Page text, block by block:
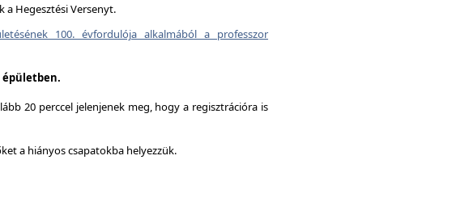
a Hegesztési Versenyt.
100. évfordulója alkalmából a professzor
épületben.
20 perccel jelenjenek meg, hogy a regisztrációra is
a hiányos csapatokba helyezzük.